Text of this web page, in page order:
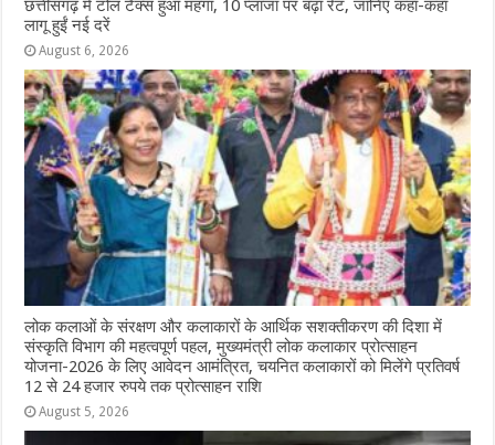
छत्तीसगढ़ में टोल टैक्स हुआ महंगा, 10 प्लाजा पर बढ़ा रेट, जानिए कहां-कहां
लागू हुईं नई दरें
August 6, 2026
लोक कलाओं के संरक्षण और कलाकारों के आर्थिक सशक्तीकरण की दिशा में
संस्कृति विभाग की महत्वपूर्ण पहल, मुख्यमंत्री लोक कलाकार प्रोत्साहन
योजना-2026 के लिए आवेदन आमंत्रित, चयनित कलाकारों को मिलेंगे प्रतिवर्ष
12 से 24 हजार रुपये तक प्रोत्साहन राशि
August 5, 2026